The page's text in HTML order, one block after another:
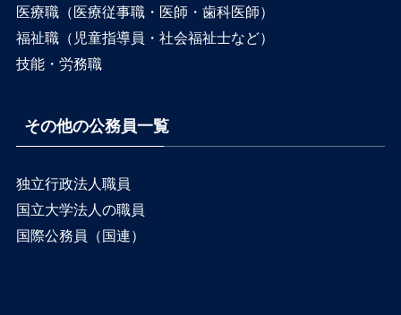
医療職（医療従事職・医師・歯科医師）
福祉職（児童指導員・社会福祉士など）
技能・労務職
その他の公務員一覧
独立行政法人職員
国立大学法人の職員
国際公務員（国連）